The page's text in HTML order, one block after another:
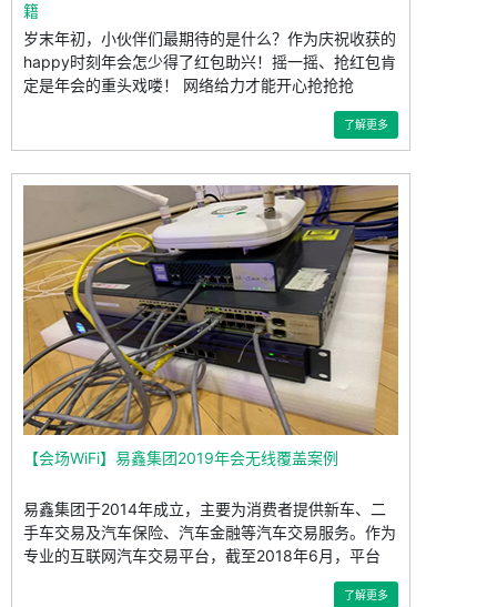
籍
岁末年初，小伙伴们最期待的是什么？作为庆祝收获的
happy时刻年会怎少得了红包助兴！摇一摇、抢红包肯
定是年会的重头戏喽！ 网络给力才能开心抢抢抢
了解更多
【会场WiFi】易鑫集团2019年会无线覆盖案例
易鑫集团于2014年成立，主要为消费者提供新车、二
手车交易及汽车保险、汽车金融等汽车交易服务。作为
专业的互联网汽车交易平台，截至2018年6月，平台
了解更多